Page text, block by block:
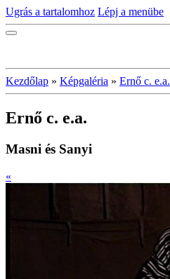
Ugrás a tartalomhoz Lépj a menübe
Kezdőlap » Képgaléria » Ernő c. e.a.
Ernő c. e.a.
Masni és Sanyi
«